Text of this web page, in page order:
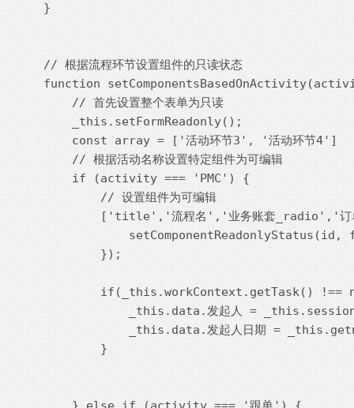
}
// 根据流程环节设置组件的只读状态
function
    // 首先设置整个表单为只读
    _this.setFormReadonly();
    const array = ['活动环节3', '活动环节4']
    // 根据活动名称设置特定组件为可编辑
    if (activity === 'PMC') {
        // 设置组件为可编辑
['title','流程名','业务账套_radio','订
setComponentReadonlyStatus(id,
        });
if(_this.workContext.getTask() !==
_this.data.发起人 =
_this.data.发起人日期 =
        }